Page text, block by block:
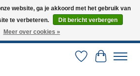
Snelle verzending via PostNL en DHL.
Bel of mail om een afspraak te maken. 0251-
Verlanglijst
website, ga je akkoord met het gebruik van
te verbeteren.
Dit bericht verbergen
Meer over cookies »